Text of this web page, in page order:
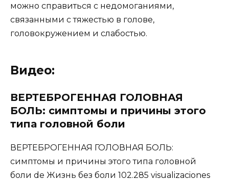
можно справиться с недомоганиями,
связанными с тяжестью в голове,
головокружением и слабостью.
Видео:
ВЕРТЕБРОГЕННАЯ ГОЛОВНАЯ
БОЛЬ: симптомы и причины этого
типа головной боли
ВЕРТЕБРОГЕННАЯ ГОЛОВНАЯ БОЛЬ:
симптомы и причины этого типа головной
боли de Жизнь без боли 102.285 visualizaciones